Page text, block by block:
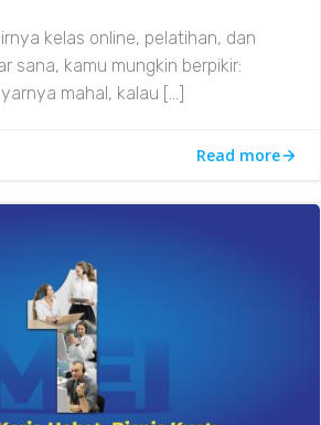
kelas online, pelatihan, dan
sana, kamu mungkin berpikir:
mahal, kalau […]
Read more